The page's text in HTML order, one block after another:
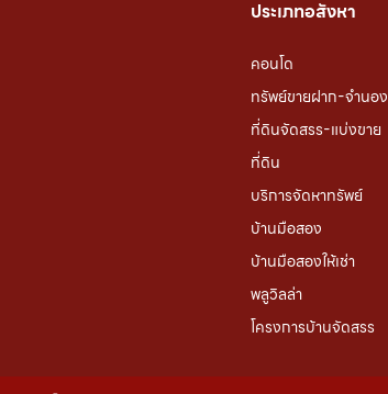
ประเภทอสังหา
คอนโด
ทรัพย์ขายฝาก-จำนอง
ที่ดินจัดสรร-แบ่งขาย
ที่ดิน
บริการจัดหาทรัพย์
บ้านมือสอง
บ้านมือสองให้เช่า
พลูวิลล่า
โครงการบ้านจัดสรร